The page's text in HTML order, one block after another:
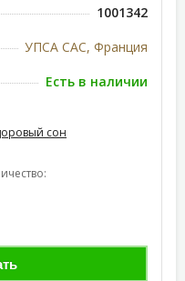
1001342
УПСА САС, Франция
Есть в наличии
сон